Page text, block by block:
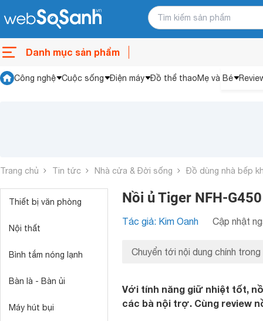
Danh mục sản phẩm
Công nghệ Cuộc sống Điện máy Đồ thể thaoMẹ và Bé
Trang chủ Tin tức Nhà cửa & Đời sống Đồ dùng nhà bếp
Thiết bị văn phòng
Nội thất
Bình tắm nóng lạnh
Bàn là - Bàn ủi
Máy hút bụi
Nồi ủ Tiger NFH-
Tác giả: Kim Oanh Cập nhật
Chuyển tới nội dung chính trong
Với tính năng giữ nhiệt tốt,
các bà nội trợ. Cùng review